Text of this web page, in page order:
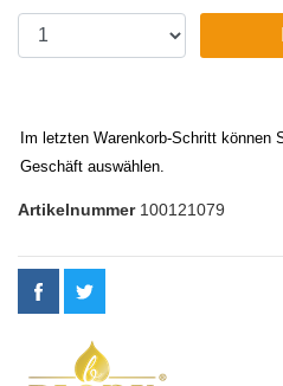
Im letzten Warenkorb-Schritt können
Geschäft auswählen.
Artikelnummer100121079